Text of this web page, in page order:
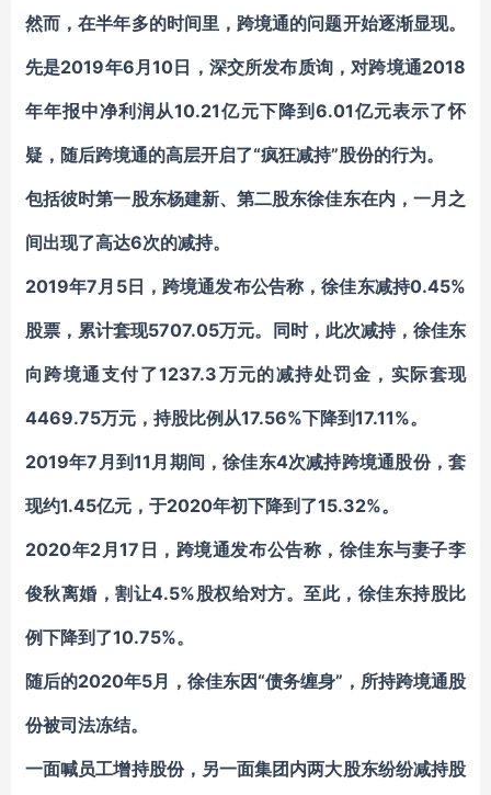
然而，在半年多的时间里，跨境通的问题开始逐渐显现。
先是2019年6月10日，深交所发布质询，对跨境通2018
年年报中净利润从10.21亿元下降到6.01亿元表示了怀
疑，随后跨境通的高层开启了“疯狂减持”股份的行为。
包括彼时第一股东杨建新、第二股东徐佳东在内，一月之
间出现了高达6次的减持。
2019年7月5日，跨境通发布公告称，徐佳东减持0.45%
股票，累计套现5707.05万元。同时，此次减持，徐佳东
向跨境通支付了1237.3万元的减持处罚金，实际套现
4469.75万元，持股比例从17.56%下降到17.11%。
2019年7月到11月期间，徐佳东4次减持跨境通股份，套
现约1.45亿元，于2020年初下降到了15.32%。
2020年2月17日，跨境通发布公告称，徐佳东与妻子李
俊秋离婚，割让4.5%股权给对方。至此，徐佳东持股比
例下降到了10.75%。
随后的2020年5月，徐佳东因“债务缠身”，所持跨境通股
份被司法冻结。
一面喊员工增持股份，另一面集团内两大股东纷纷减持股